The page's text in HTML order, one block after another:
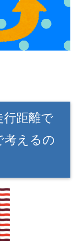
行距離で
考えるの